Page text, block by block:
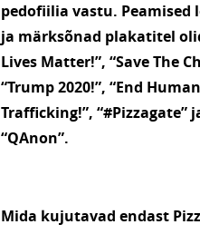
pedofiilia vastu. Peamised
ja märksõnad plakatitel
Lives Matter!”, “Save The
“Trump 2020!”, “End Human
Trafficking!”, “#Pizzagate”
“QAnon”.
Mida kujutavad endast